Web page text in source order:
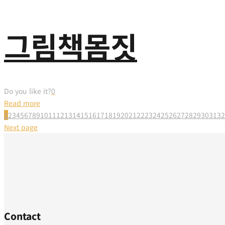
그림책몸짓
Do you like it?0
Read more
1234567891011121314151617181920212223242526272829303132
Next page
Contact